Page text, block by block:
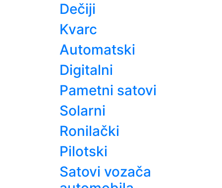
Dečiji
Kvarc
Automatski
Digitalni
Pametni satovi
Solarni
Ronilački
Pilotski
Satovi vozača